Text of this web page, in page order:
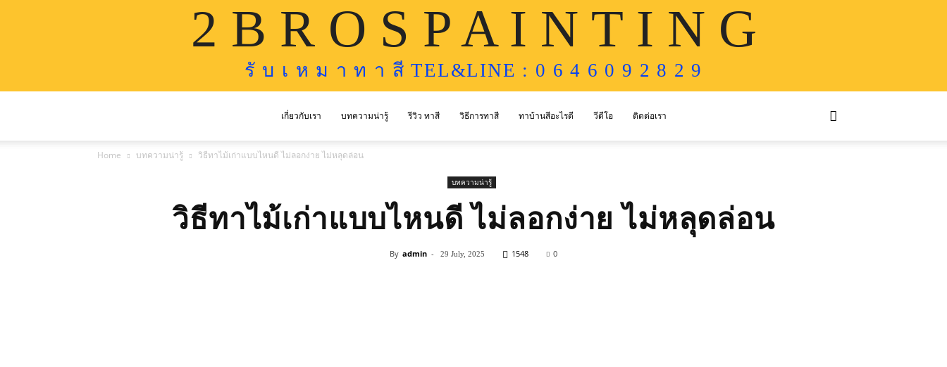
2 B R O S P A I N T I N G
รั บ เ ห ม า ท า สี TEL&LINE : 0 6 4 6 0 9 2 8 2 9
เกี่ยวกับเรา บทความน่ารู้ รีวิว ทาสี วิธีการทาสี ทาบ้านสีอะไรดี วีดีโอ ติดต่อเรา
Home บทความน่ารู้ วิธีทาไม้เก่าแบบไหนดี ไม่ลอกง่าย ไม่หลุดล่อน
บทความน่ารู้
วิธีทาไม้เก่าแบบไหนดี ไม่ลอกง่าย ไม่หลุดล่อน
By admin - 29 July, 2025 1548 0